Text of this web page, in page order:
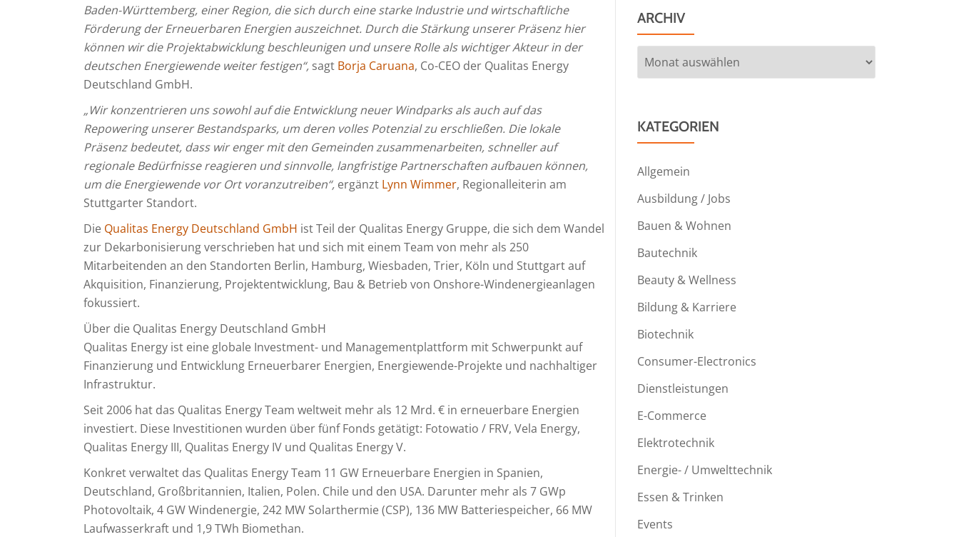
Baden-Württemberg, einer Region, die sich durch eine starke Industrie und wirtschaftliche
Förderung der Erneuerbaren Energien auszeichnet. Durch die Stärkung unserer Präsenz hier
können wir die Projektabwicklung beschleunigen und unsere Rolle als wichtiger Akteur in der
deutschen Energiewende weiter festigen“, sagt Borja Caruana, Co-CEO der Qualitas Energy
Deutschland GmbH.
„Wir konzentrieren uns sowohl auf die Entwicklung neuer Windparks als auch auf das
Repowering unserer Bestandsparks, um deren volles Potenzial zu erschließen. Die lokale
Präsenz bedeutet, dass wir enger mit den Gemeinden zusammenarbeiten, schneller auf
regionale Bedürfnisse reagieren und sinnvolle, langfristige Partnerschaften aufbauen können,
um die Energiewende vor Ort voranzutreiben“, ergänzt Lynn Wimmer, Regionalleiterin am
Stuttgarter Standort.
Die Qualitas Energy Deutschland GmbH ist Teil der Qualitas Energy Gruppe, die sich dem Wandel
zur Dekarbonisierung verschrieben hat und sich mit einem Team von mehr als 250
Mitarbeitenden an den Standorten Berlin, Hamburg, Wiesbaden, Trier, Köln und Stuttgart auf
Akquisition, Finanzierung, Projektentwicklung, Bau & Betrieb von Onshore-Windenergieanlagen
fokussiert.
Über die Qualitas Energy Deutschland GmbH
Qualitas Energy ist eine globale Investment- und Managementplattform mit Schwerpunkt auf
Finanzierung und Entwicklung Erneuerbarer Energien, Energiewende-Projekte und nachhaltiger
Infrastruktur.
Seit 2006 hat das Qualitas Energy Team weltweit mehr als 12 Mrd. € in erneuerbare Energien
investiert. Diese Investitionen wurden über fünf Fonds getätigt: Fotowatio / FRV, Vela Energy,
Qualitas Energy III, Qualitas Energy IV und Qualitas Energy V.
Konkret verwaltet das Qualitas Energy Team 11 GW Erneuerbare Energien in Spanien,
Deutschland, Großbritannien, Italien, Polen. Chile und den USA. Darunter mehr als 7 GWp
Photovoltaik, 4 GW Windenergie, 242 MW Solarthermie (CSP), 136 MW Batteriespeicher, 66 MW
Laufwasserkraft und 1,9 TWh Biomethan.
ARCHIV
Archiv
KATEGORIEN
Allgemein
Ausbildung / Jobs
Bauen & Wohnen
Bautechnik
Beauty & Wellness
Bildung & Karriere
Biotechnik
Consumer-Electronics
Dienstleistungen
E-Commerce
Elektrotechnik
Energie- / Umwelttechnik
Essen & Trinken
Events